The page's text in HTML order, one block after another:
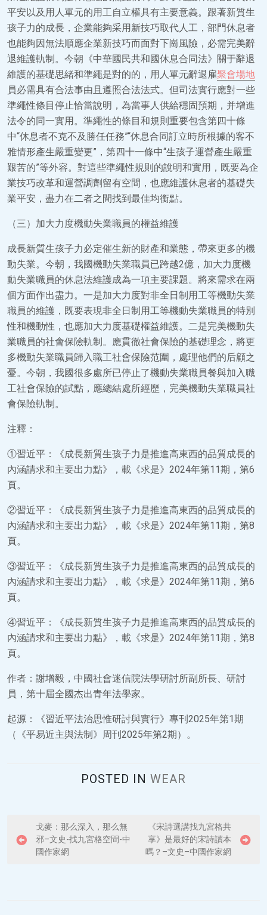
平安以及用人單元的用工自立權具有主要意義。跟著新質生
孩子力的成長，企業能夠采用新技巧取代人工，部門休息者
也能夠因無法順應企業新技巧而面對下崗風險，必需完美辭
退維護軌制。今朝《中華國民共和國休息合同法》關于辭退
維護的基礎思緒和準繩是對的的，用人單元辭退雇聚會場地
員必需具有合法事由且遵照合法法式。但司法實行應對一些
準繩性條目停止恰當說明，為當事人供給穩固預期，并增進
法令的同一實用。準繩性的條目和規則重要包含第四十條
中“休息者不克不及勝任任務”“休息合同訂立時所根據的客不
雅情形產生嚴重變更”，第四十一條中“生孩子運營產生嚴重
艱苦的”等外容。對這些準繩性規則的說明和實用，既要為企
業技巧改革和運營調劑留有空間，也應維護休息者的基礎失
業平安，盡力在二者之間找到最佳均衡點。
（三）加大力度機動失業職員的權益維護
成長新質生孩子力必定催生新的財產和業態，帶來更多的機
動失業。今朝，我國機動失業職員已跨越2億，加大力度機
動失業職員的休息法維護成為一項主要課題。將來需求在兩
個方面作出盡力。一是加大力度對非全日制用工等機動失業
職員的維護，既要表現非全日制用工等機動失業職員的特別
性和機動性，也應加大力度基礎權益維護。二是完美機動失
業職員的社會保險軌制。應貫徹社會保險的基礎理念，將更
多機動失業職員歸入職工社會保險范圍，處理他們的后顧之
憂。今朝，我國很多處所已停止了機動失業職員餐與加入職
工社會保險的試點，應總結處所經歷，完美機動失業職員社
會保險軌制。
注釋：
①習近平：《成長新質生孩子力是推進高東西的品質成長的
內涵請求和主要出力點》，載《求是》2024年第11期，第6
頁。
②習近平：《成長新質生孩子力是推進高東西的品質成長的
內涵請求和主要出力點》，載《求是》2024年第11期，第8
頁。
③習近平：《成長新質生孩子力是推進高東西的品質成長的
內涵請求和主要出力點》，載《求是》2024年第11期，第6
頁。
④習近平：《成長新質生孩子力是推進高東西的品質成長的
內涵請求和主要出力點》，載《求是》2024年第11期，第8
頁。
作者：謝增毅，中國社會迷信院法學研討所副所長、研討
員，第十屆全國杰出青年法學家。
起源：《習近平法治思惟研討與實行》專刊2025年第1期
（《平易近主與法制》周刊2025年第2期）。
POSTED IN WEAR
o
戈麥：那么深入，那么無
邪–文史-找九宮格空間-中
國作家網
《宋詩選講找九宮格共
享》是最好的宋詩讀本
嗎？–文史–中國作家網